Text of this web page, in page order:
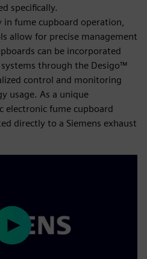
specifically.
in fume cupboard operation,
allow for precise management
can be incorporated
through the Desigo™
control and monitoring
usage. As a unique
electronic fume cupboard
directly to a Siemens exhaust
Play